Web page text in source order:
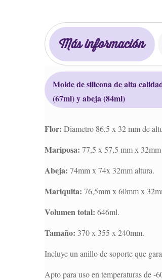
Más información
Molde de silicona de alta
(67ml) y abeja (84ml)
Flor: Diametro 86,5 x 32 mm de
Mariposa: 77,5 x 57,5 mm x
Abeja: 74mm x 74x 32mm altura.
Mariquita: 76,5mm x 60mm x
Volumen total: 646ml.
Tamaño: 370 x 355 x 240mm.
Incluye un anillo de soporte que
Apto para uso en temperaturas de -